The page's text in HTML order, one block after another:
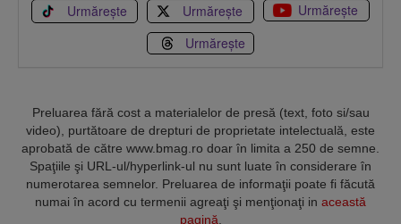
Urmărește Urmărește
Urmărește
Urmărește
Preluarea fără cost a materialelor de presă (text, foto si/sau
video), purtătoare de drepturi de proprietate intelectuală, este
aprobată de către www.bmag.ro doar în limita a 250 de semne.
Spaţiile şi URL-ul/hyperlink-ul nu sunt luate în considerare în
numerotarea semnelor. Preluarea de informaţii poate fi făcută
numai în acord cu termenii agreaţi şi menţionaţi in această
pagină.